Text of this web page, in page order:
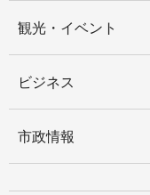
観光・イベント
ビジネス
市政情報